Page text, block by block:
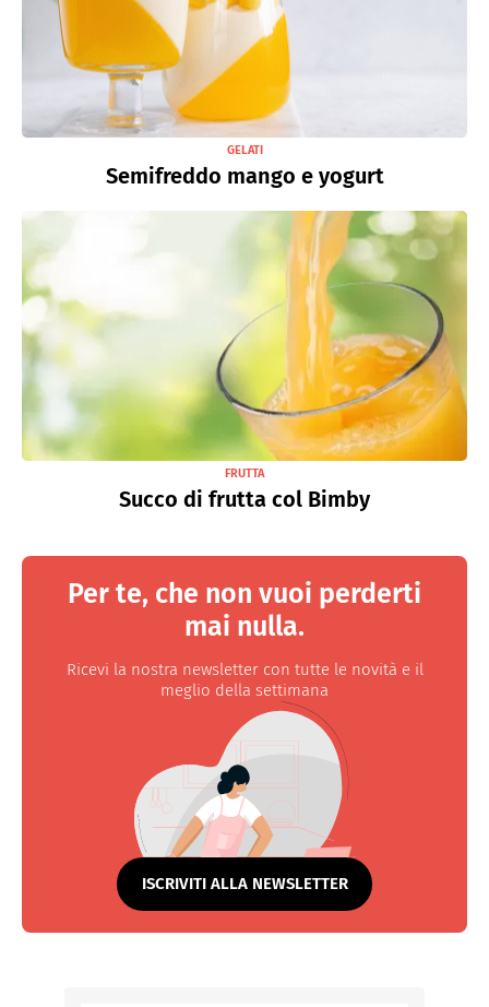
GELATI
Semifreddo mango e yogurt
FRUTTA
Succo di frutta col Bimby
Per te, che non vuoi perderti
mai nulla.
Ricevi la nostra newsletter con tutte le novità e il
meglio della settimana
ISCRIVITI ALLA NEWSLETTER